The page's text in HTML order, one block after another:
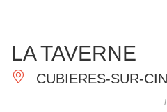
IMPRESCINDIBLES
HACER
LA TAVERNE
CUBIERES-SUR-